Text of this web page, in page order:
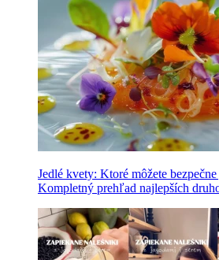
Jedlé kvety: Ktoré môžete
Kompletný prehľad najlepších